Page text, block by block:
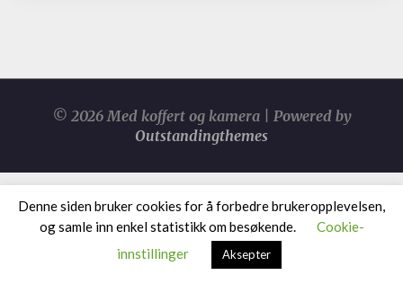
© 2026 Med koffert og kamera | Powered by
Outstandingthemes
Denne siden bruker cookies for å forbedre brukeropplevelsen,
og samle inn enkel statistikk om besøkende.
Cookie-
innstillinger
Aksepter